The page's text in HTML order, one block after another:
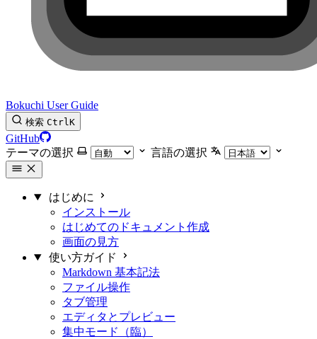
Bokuchi User Guide
検索 CtrlK
GitHub
テーマの選択
言語の選択
はじめに
インストール
はじめてのドキュメント作成
画面の見方
使い方ガイド
Markdown 基本記法
ファイル操作
タブ管理
エディタとプレビュー
集中モード（臨）